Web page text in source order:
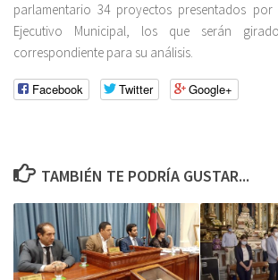
parlamentario 34 proyectos presentados
Ejecutivo Municipal, los que serán
correspondiente para su análisis.
Facebook Twitter Google+
TAMBIÉN TE PODRÍA GUSTAR...